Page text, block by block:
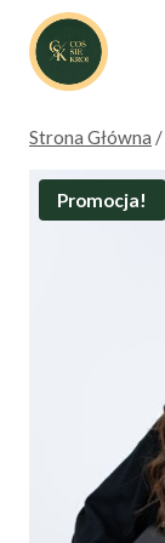
Przejdź
treści
Strona Główna /
Promocja!